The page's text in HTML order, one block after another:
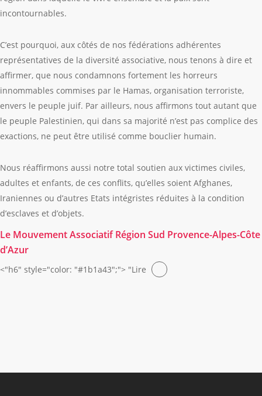
incontournables.
C’est pourquoi, aux côtés de nos fédérations adhérentes
représentatives de la diversité associative, nous tenons à dire et
affirmer, que nous condamnons fortement les horreurs
innommables commises par le Hamas, organisation terroriste,
envers le peuple juif. Par ailleurs, nous affirmons tout autant que
le peuple Palestinien, qui dans sa majorité n’est pas complice des
exactions, ne peut être utilisé comme bouclier humain.
Nous réaffirmons aussi notre total soutien aux victimes civiles,
adultes et enfants, de ces conflits, qu’elles soient Afghanes,
Iraniennes ou d’autres Etats intégristes réduites à la condition
d’esclaves et d’objets.
Le Mouvement Associatif Région Sud Provence-Alpes-Côte
d’Azur
<"h6" style="color: "#1b1a43";"> "Lire